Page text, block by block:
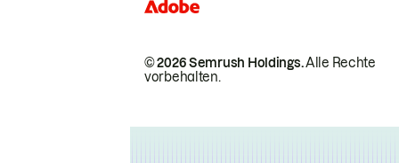
© 2026 Semrush Holdings.Alle Rechte
vorbehalten.